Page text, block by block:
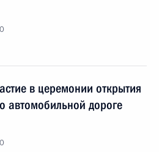
в церемонии открытия
автомобильной дороге